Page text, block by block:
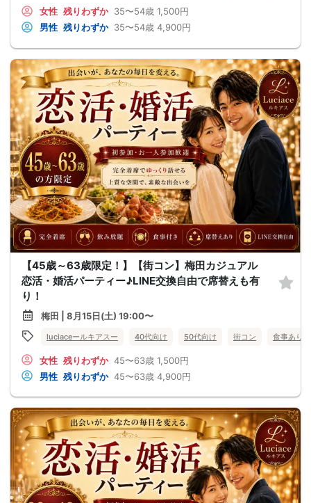
女性 残りわずか 35〜54歳 1,500円
男性 残りわずか 35〜54歳 4,900円
【45歳～63歳限定！】【街コン】梅田カジュアル
恋活・婚活パーティー♪LINE交換自由で席替えも有
り！
梅田 | 8月15日(土) 19:00〜
luciaceールキアスー 40代向け 50代向け 街コン 食事あり
女性 残りわずか 45〜63歳 1,500円
男性 残りわずか 45〜63歳 4,900円